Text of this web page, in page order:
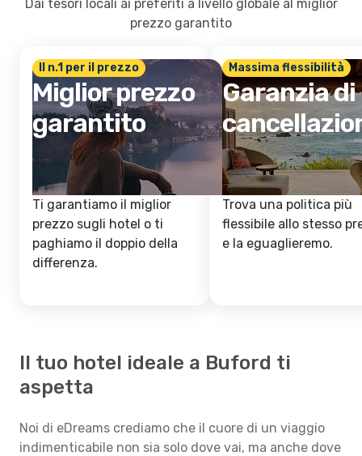
Dai tesori locali ai preferiti a livello globale al miglior
prezzo garantito
Il n.1 per il prezzo
Miglior prezzo
garantito
Ti garantiamo il miglior
prezzo sugli hotel o ti
paghiamo il doppio della
differenza.
Massima flessibilità
Garanzia di
Trova una politica più
flessibile allo stesso
e la eguaglieremo.
Il tuo hotel ideale a Buford ti
aspetta
Noi di eDreams crediamo che il cuore di un viaggio
indimenticabile non sia solo dove vai, ma anche dove